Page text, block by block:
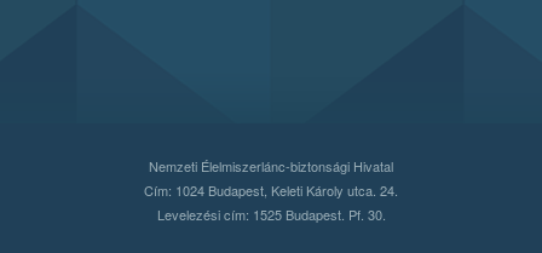
Nemzeti Élelmiszerlánc-biztonsági Hivatal
Cím: 1024 Budapest, Keleti Károly utca. 24.
Levelezési cím: 1525 Budapest. Pf. 30.